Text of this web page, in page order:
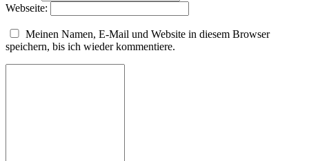
Webseite:
Meinen Namen, E-Mail und Website in diesem Browser
speichern, bis ich wieder kommentiere.